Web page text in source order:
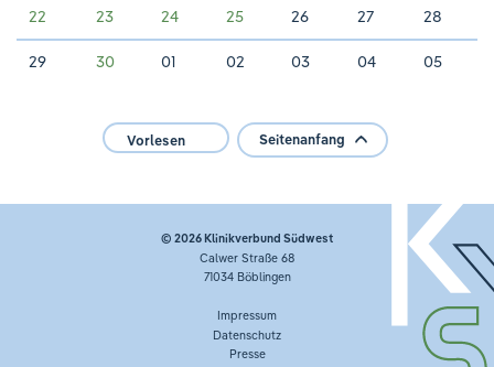
22 23 24 25 26 27 28
29 30 01 02 03 04 05
Vorlesen Seitenanfang
© 2026Klinikverbund Südwest
Calwer Straße 68
71034 Böblingen
Impressum
Datenschutz
Presse